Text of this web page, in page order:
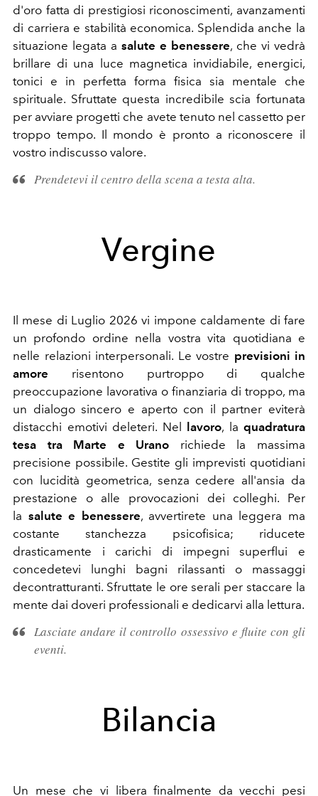
d'oro fatta di prestigiosi riconoscimenti, avanzamenti
di carriera e stabilità economica. Splendida anche la
situazione legata a salute e benessere, che vi vedrà
brillare di una luce magnetica invidiabile, energici,
tonici e in perfetta forma fisica sia mentale che
spirituale. Sfruttate questa incredibile scia fortunata
per avviare progetti che avete tenuto nel cassetto per
troppo tempo. Il mondo è pronto a riconoscere il
vostro indiscusso valore.
Prendetevi il centro della scena a testa alta.
Vergine
Il mese di Luglio 2026 vi impone caldamente di fare
un profondo ordine nella vostra vita quotidiana e
nelle relazioni interpersonali. Le vostre previsioni in
amore risentono purtroppo di qualche
preoccupazione lavorativa o finanziaria di troppo, ma
un dialogo sincero e aperto con il partner eviterà
distacchi emotivi deleteri. Nel lavoro, la quadratura
tesa tra Marte e Urano richiede la massima
precisione possibile. Gestite gli imprevisti quotidiani
con lucidità geometrica, senza cedere all'ansia da
prestazione o alle provocazioni dei colleghi. Per
la salute e benessere, avvertirete una leggera ma
costante stanchezza psicofisica; riducete
drasticamente i carichi di impegni superflui e
concedetevi lunghi bagni rilassanti o massaggi
decontratturanti. Sfruttate le ore serali per staccare la
mente dai doveri professionali e dedicarvi alla lettura.
Lasciate andare il controllo ossessivo e fluite con gli
eventi.
Bilancia
Un mese che vi libera finalmente da vecchi pesi